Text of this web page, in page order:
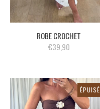
ROBE CROCHET
€39,90
ÉPUISÉ